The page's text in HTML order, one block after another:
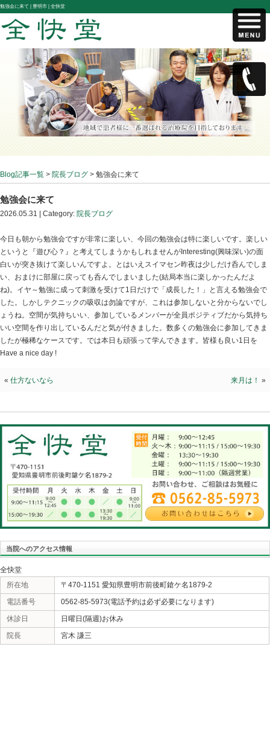
勉強会に来て | 豊明市 | 全快堂
Blog記事一覧>院長ブログ> 勉強会に来て
勉強会に来て
2026.05.31 | Category:院長ブログ
今日も朝から勉強会ですが非常に楽しい、今回の勉強会
白いが突き抜けて楽しいんですよ。とはいえスイマセン
した。しかしテクニックの吸収は勿論ですが、これは参
ょうね。空間が気持ちいい、参加しているメンバーが全
いい空間を作り出しているんだと気が付きました。数多
したが極稀なケースです。では本日も頑張って学んでき
Have a nice day !
«仕方ないなら